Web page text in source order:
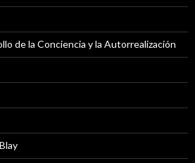
de la Conciencia y la Autorrealización